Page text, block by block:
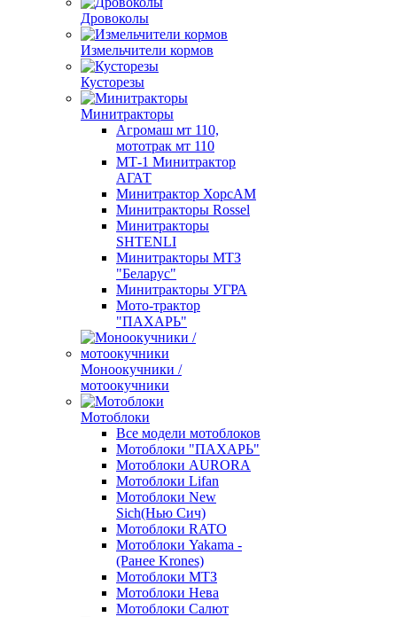
Дровоколы
Измельчители кормов
Кусторезы
Минитракторы
Агромаш мт 110,
мототрак мт 110
МТ-1 Минитрактор
АГАТ
Минитрактор ХорсАМ
Минитракторы Rossel
Минитракторы
SHTENLI
Минитракторы МТЗ
"Беларус"
Минитракторы УГРА
Мото-трактор
"ПАХАРЬ"
Моноокучники /
мотоокучники
Мотоблоки
Все модели мотоблоков
Мотоблоки "ПАХАРЬ"
Мотоблоки AURORA
Мотоблоки Lifan
Мотоблоки New
Sich(Нью Сич)
Мотоблоки RATO
Мотоблоки Yakama -
(Ранее Krones)
Мотоблоки МТЗ
Мотоблоки Нева
Мотоблоки Салют